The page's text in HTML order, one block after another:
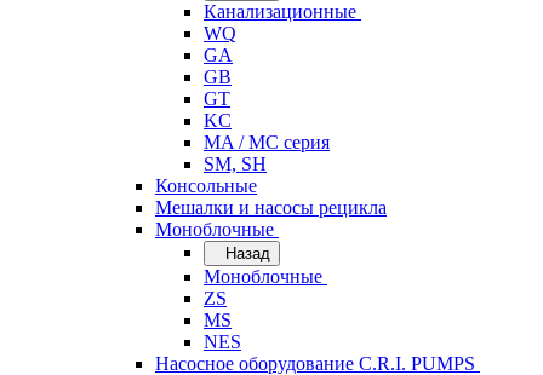
Канализационные
WQ
GA
GB
GT
KC
MA / MC серия
SM, SH
Консольные
Мешалки и насосы рецикла
Моноблочные
Назад
Моноблочные
ZS
MS
NES
Насосное оборудование C.R.I. PUMPS